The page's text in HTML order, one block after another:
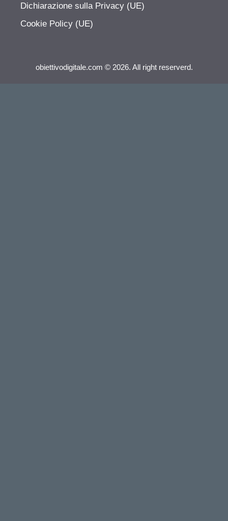
Dichiarazione sulla Privacy (UE)
Cookie Policy (UE)
obiettivodigitale.com © 2026. All right reserverd.